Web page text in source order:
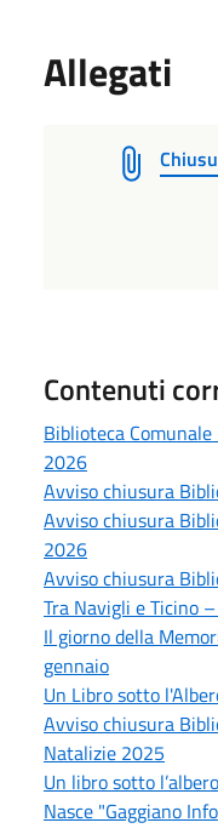
Allegati
Contenuti
Biblioteca
2026
Avviso chiusura
Avviso chiusura
2026
Avviso chiusura
Tra Navigli e Ticino
Il giorno della
gennaio
Un Libro sotto
Avviso chiusura
Natalizie 2025
Un libro sotto
Nasce "Gaggiano